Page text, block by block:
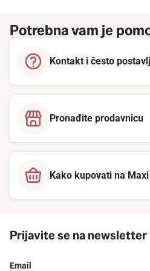
Potrebna vam je
Kontakt i često
Pronađite prodavnicu
Kako kupovati na
Prijavite se na newsletter
Email